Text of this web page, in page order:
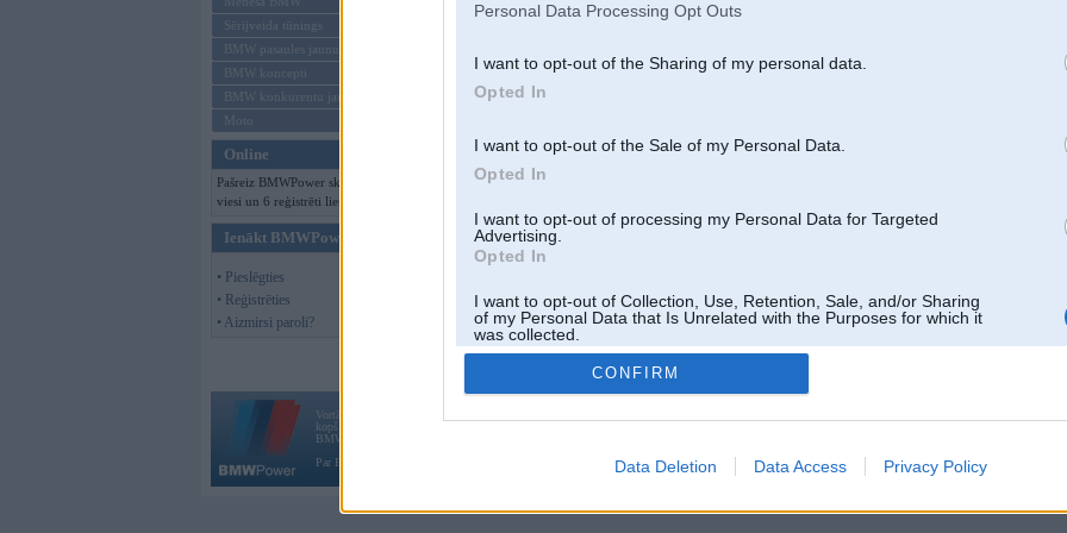
Personal Data Processing Opt Outs
I want to opt-out of the Sharing of my personal data.
Opted In
I want to opt-out of the Sale of my Personal Data.
Opted In
I want to opt-out of processing my Personal Data for Targeted
Advertising.
Opted In
I want to opt-out of Collection, Use, Retention, Sale, and/or Sharing
of my Personal Data that Is Unrelated with the Purposes for which it
was collected.
Opted Out
CONFIRM
Data Deletion Data Access Privacy Policy
Sērijveida tūnings
BMW pasaules jaunumi
BMW koncepti
BMW konkurentu jaunumi
Moto
Online
Pašreiz BMWPower skatās 141
viesi un 6 reģistrēti lietotāji.
Ienākt BMWPower
• Pieslēgties
• Reģistrēties
• Aizmirsi paroli?
Vortāls BMWPower.lv darbojas
kopš 2002. gada 14. maija. Tas nav auto klubs un nav saistīts ar
BMW AG.
Par BMWPower